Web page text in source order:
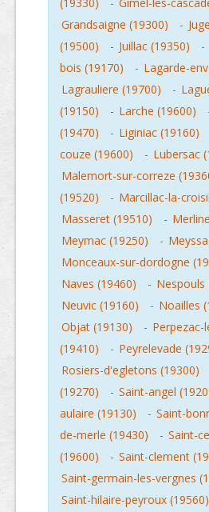
Grandsaigne (19300)
-
(19500)
- Juillac (19350) -
bois (19170)
- Lagarde-
Lagrauliere (19700)
-
(19150)
- Larche (19600)
(19470)
- Liginiac (19160)
couze (19600)
- Lubersac
Malemort-sur-correze
(19520)
- Marcillac-la-
Masseret (19510)
-
Meymac (19250)
-
Monceaux-sur-dordogne
Naves (19460)
- Nespouls
Neuvic (19160)
- Noailles
Objat (19130)
- Perpezac-
(19410)
- Peyrelevade
Rosiers-d'egletons (19300)
(19270)
- Saint-angel
aulaire (19130)
- Saint-
de-merle (19430)
- Saint-
(19600)
- Saint-clement
Saint-germain-les-vergnes
Saint-hilaire-peyroux (19560)